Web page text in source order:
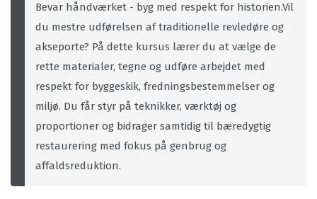
Bevar håndværket - byg med respekt for historien.Vil
du mestre udførelsen af traditionelle revledøre og
akseporte? På dette kursus lærer du at vælge de
rette materialer, tegne og udføre arbejdet med
respekt for byggeskik, fredningsbestemmelser og
miljø. Du får styr på teknikker, værktøj og
proportioner og bidrager samtidig til bæredygtig
restaurering med fokus på genbrug og
affaldsreduktion.